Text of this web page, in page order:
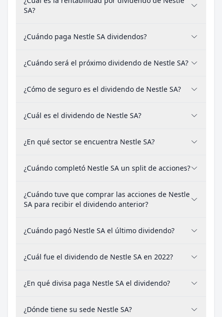
SA?
¿Cuándo paga Nestle SA dividendos?
¿Cuándo será el próximo dividendo de Nestle SA?
¿Cómo de seguro es el dividendo de Nestle SA?
¿Cuál es el dividendo de Nestle SA?
¿En qué sector se encuentra Nestle SA?
¿Cuándo completó Nestle SA un split de acciones?
¿Cuándo tuve que comprar las acciones de Nestle
SA para recibir el dividendo anterior?
¿Cuándo pagó Nestle SA el último dividendo?
¿Cuál fue el dividendo de Nestle SA en 2022?
¿En qué divisa paga Nestle SA el dividendo?
¿Dónde tiene su sede Nestle SA?